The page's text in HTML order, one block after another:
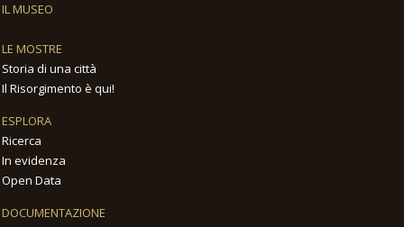
IL MUSEO
LE MOSTRE
Storia di una città
Il Risorgimento è qui!
ESPLORA
Ricerca
In evidenza
Open Data
DOCUMENTAZIONE